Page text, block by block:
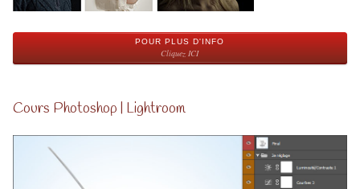
POUR PLUS D'INFO
Cliquez ICI
Cours Photoshop | Lightroom